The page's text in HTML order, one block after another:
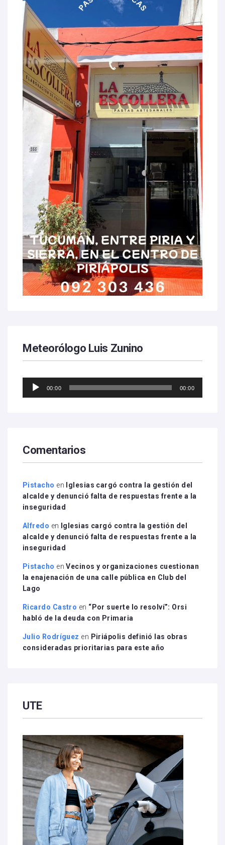
Meteorólogo Luis Zunino
Reproductor
00:00 00:00
Comentarios
Pistacho en
Iglesias cargó contra la gestión del
alcalde y denunció falta de respuestas frente a la
inseguridad
Alfredo en
Iglesias cargó contra la gestión del
alcalde y denunció falta de respuestas frente a la
inseguridad
Pistacho enVecinos y organizaciones cuestionan
la enajenación de una calle pública en Club del
Lago
Ricardo Castro en “Por suerte lo resolví”: Orsi
habló de la deuda con Primaria
Julio Rodríguez en Piriápolis definió las obras
consideradas prioritarias para este año
UTE